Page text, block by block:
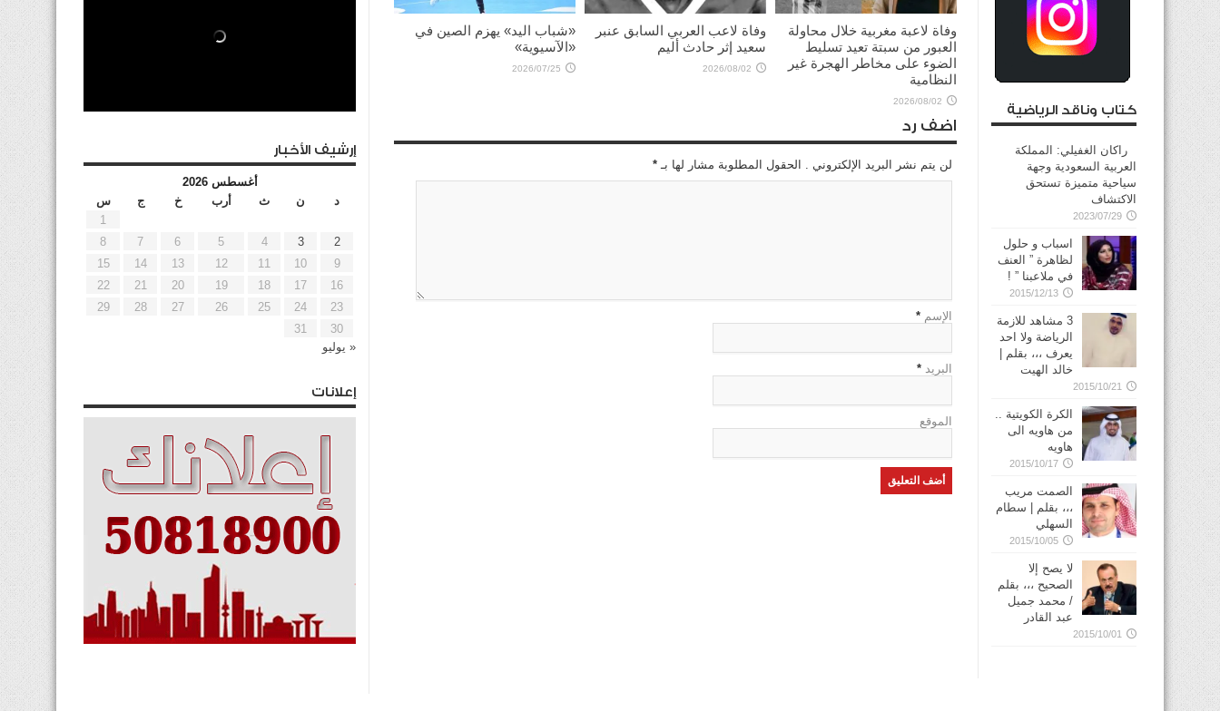
وفاة لاعبة مغربية خلال محاولة
العبور من سبتة تعيد تسليط
الضوء على مخاطر الهجرة غير
النظامية
2026/08/02
وفاة لاعب العربي السابق عنبر
سعيد إثر حادث أليم
2026/08/02
«شباب اليد» يهزم الصين في
«الآسيوية»
2026/07/25
اضف رد
لن يتم نشر البريد الإلكتروني . الحقول المطلوبة مشار لها بـ *
الإسم *
البريد *
الموقع
كتاب وناقد الرياضية
راكان الغفيلي: المملكة
العربية السعودية وجهة
سياحية متميزة تستحق
الاكتشاف
2023/07/29
اسباب و حلول
لظاهرة ” العنف
في ملاعبنا ” !
2015/12/13
3 مشاهد للازمة
الرياضة ولا احد
يعرف ،،، بقلم |
خالد الهيت
2015/10/21
الكرة الكويتية ..
من هاويه الى
هاويه
2015/10/17
الصمت مريب
،،، بقلم | سطام
السهلي
2015/10/05
لا يصح إلا
الصحيح ،،، بقلم
/ محمد جميل
عبد القادر
2015/10/01
إرشيف الأخبار
أغسطس 2026
د
ن ث أرب خ ج
س
1
2
3
4
5
6
7
8
9
10
11
12
13
14
15
16
17
18
19
20
21
22
23
24
25
26
27
28
29
30
31
« يوليو
إعلانات